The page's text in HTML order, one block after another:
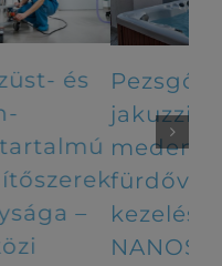
egyéb
és